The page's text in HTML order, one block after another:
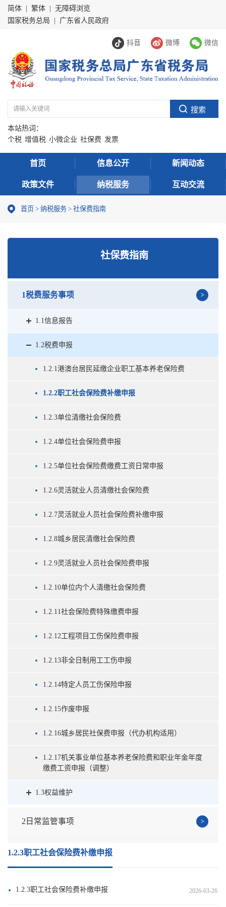
简体 繁体
无障碍浏览
国家税务总局
广东省人民政府
抖音 微博 微信
本站热词：
个税 增值税 小微企业 社保费 发票
首页 信息公开 新闻动态
政策文件 纳税服务 互动交流
首页 > 纳税服务 > 社保费指南
社保费指南
1税费服务事项
1.1信息报告
1.2税费申报
1.2.1港澳台居民延缴企业职工基本养老保险费
1.2.2职工社会保险费补缴申报
1.2.3单位清缴社会保险费
1.2.4单位社会保险费申报
1.2.5单位社会保险费缴费工资日常申报
1.2.6灵活就业人员清缴社会保险费
1.2.7灵活就业人员社会保险费补缴申报
1.2.8城乡居民清缴社会保险费
1.2.9灵活就业人员社会保险费申报
1.2.10单位内个人清缴社会保险费
1.2.11社会保险费特殊缴费申报
1.2.12工程项目工伤保险费申报
1.2.13非全日制用工工伤申报
1.2.14特定人员工伤保险申报
1.2.15作废申报
1.2.16城乡居民社保费申报（代办机构适用）
1.2.17机关事业单位基本养老保险费和职业年金年度
缴费工资申报（调整）
1.3权益维护
2日常监管事项
1.2.3职工社会保险费补缴申报
1.2.3职工社会保险费补缴申报 2026-03-26